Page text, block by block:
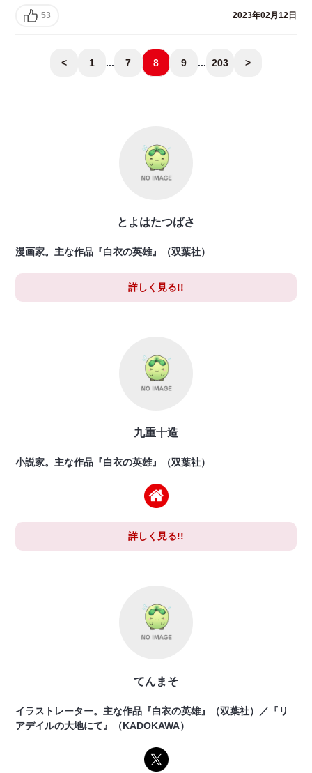
53 2023年02月12日
< 1 ... 7 8 9 ... 203 >
とよはたつばさ
漫画家。主な作品『白衣の英雄』（双葉社）
詳しく見る!!
九重十造
小説家。主な作品『白衣の英雄』（双葉社）
詳しく見る!!
てんまそ
イラストレーター。主な作品『白衣の英雄』（双葉社）／『リ
アデイルの大地にて』（KADOKAWA）